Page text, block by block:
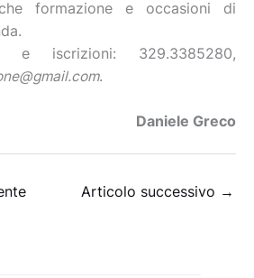
formazione e occasioni di
e iscrizioni: 329.3385280,
.
Daniele Greco
Articolo successivo →